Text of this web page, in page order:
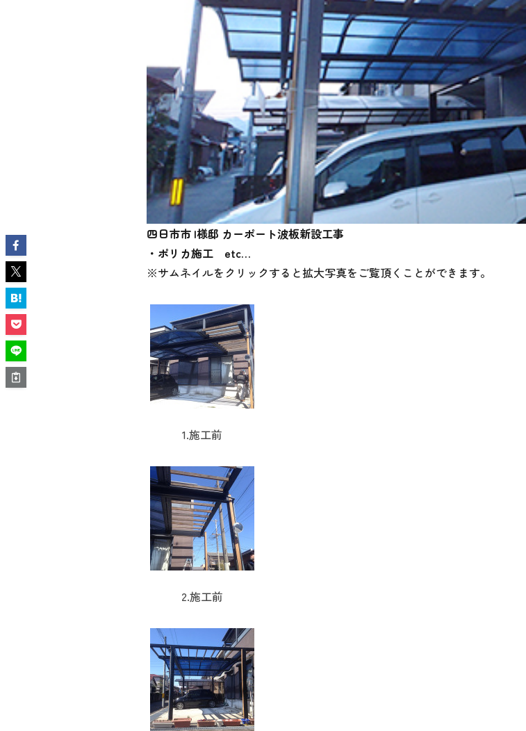
四日市市 I様邸 カーポート波板新設工事
・ポリカ施工
etc…
※サムネイルをクリックすると拡大写真をご覧頂くことができます。
1.施工前
2.施工前